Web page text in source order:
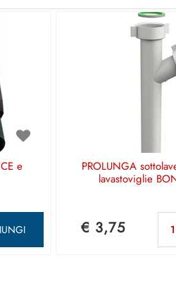
e
PROLUNGA
lavastoviglie
€ 3,75